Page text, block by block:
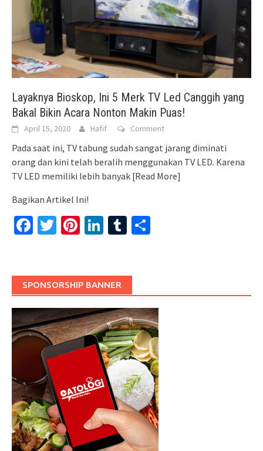
Layaknya Bioskop, Ini 5 Merk TV Led Canggih yang
Bakal Bikin Acara Nonton Makin Puas!
April 15, 2020 Hafif Comment
Pada saat ini, TV tabung sudah sangat jarang diminati
orang dan kini telah beralih menggunakan TV LED. Karena
TV LED memiliki lebih banyak [Read More]
Bagikan Artikel Ini!
Facebook
TwitterPinterest
LinkedIn
Tumblr
SPONSORSHIP BANNER